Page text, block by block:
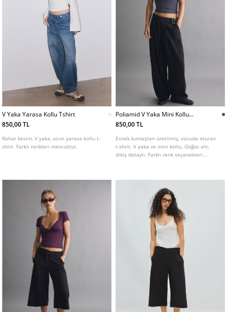
V Yaka Yarasa Kollu Tshirt
850,00 TL
Rahat kesim, V yaka, uzun yarasa kollu t-
shirt. Farklı renkleri mevcuttur.
Poliamid V Yaka Mini Kollu
Tshirt
850,00 TL
Esnek kumaştan üretilmiş, vücuda oturan
t-shirt. V yaka ve mini kollu. Göğüs altı
dikiş detaylı. Farklı renk seçenekleri